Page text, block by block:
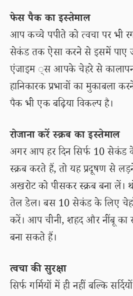
फेस पैक का इस्तेमाल
आप कच्चे पपीते को त्वचा पर भी
सेकंड तक ऐसा करने से इसमें पाए
एंजाइम ्स आपके चेहरे से कालापन
हानिकारक प्रभावों का मुकाबला
पैक भी एक बढ़िया विकल्प है।
रोजाना करें स्क्रब का इस्तेमाल
अगर आप हर दिन सिर्फ 10 सेकंड
स्क्रब करते हैं, तो यह प्रदूषण से
अखरोट को पीसकर स्क्रब बना लें।
तेल डेल। बस 10 सेकंड के लिए
करें। आप चीनी, शहद और नींबू का
बना सकते हैं।
त्वचा की सुरक्षा
सिर्फ गर्मियों में ही नहीं बल्कि